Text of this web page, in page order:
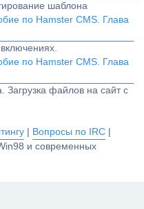
шаблона
по Hamster CMS. Глава
по Hamster CMS. Глава
Загрузка файлов на сайт с
Вопросы по IRC
и современных